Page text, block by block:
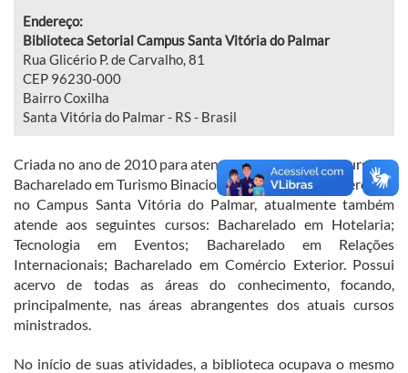
Endereço:
Biblioteca Setorial Campus Santa Vitória do Palmar
Rua Glicério P. de Carvalho, 81
CEP 96230-000
Bairro Coxilha
Santa Vitória do Palmar - RS - Brasil
Criada no ano de 2010 para atender inicialmente ao curso de
Bacharelado em Turismo Binacional, primeiro curso oferecido
no Campus Santa Vitória do Palmar, atualmente também
atende aos seguintes cursos: Bacharelado em Hotelaria;
Tecnologia em Eventos; Bacharelado em Relações
Internacionais; Bacharelado em Comércio Exterior. Possui
acervo de todas as áreas do conhecimento, focando,
principalmente, nas áreas abrangentes dos atuais cursos
ministrados.
No início de suas atividades, a biblioteca ocupava o mesmo